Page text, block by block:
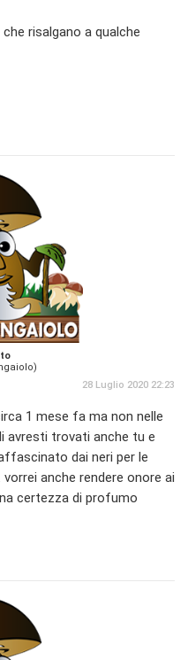
risalgano a qualche
28 Luglio 2020 22:23
1 mese fa ma non nelle
avresti trovati anche tu e
dai neri per le
anche rendere onore ai
certezza di profumo